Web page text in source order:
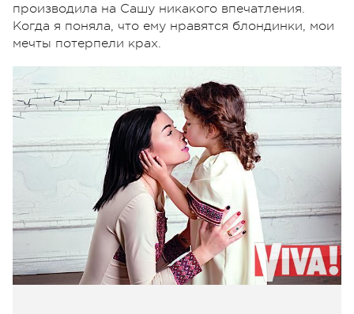
производила на Сашу никакого впечатления.
Когда я поняла, что ему нравятся блондинки, мои
мечты потерпели крах.